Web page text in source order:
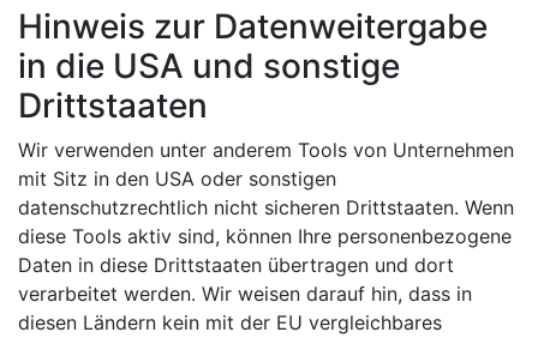
Hinweis zur Datenweitergabe
in die USA und sonstige
Drittstaaten
Wir verwenden unter anderem Tools von Unternehmen
mit Sitz in den USA oder sonstigen
datenschutzrechtlich nicht sicheren Drittstaaten. Wenn
diese Tools aktiv sind, können Ihre personenbezogene
Daten in diese Drittstaaten übertragen und dort
verarbeitet werden. Wir weisen darauf hin, dass in
diesen Ländern kein mit der EU vergleichbares